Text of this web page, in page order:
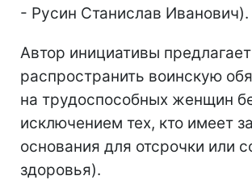
- Русин Станислав Иванович).
Автор инициативы предлагает
распространить воинскую
на трудоспособных женщин
исключением тех, кто имеет
основания для отсрочки или
здоровья).